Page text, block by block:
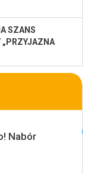
SZANS
„PRZYJAZNA
Nabór